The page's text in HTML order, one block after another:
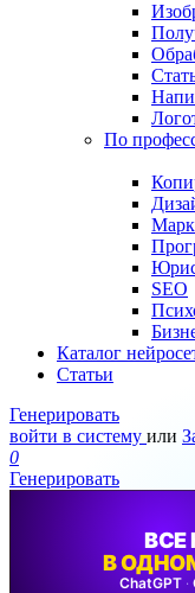
По
SEO
Каталог
Статьи
Генерировать
войти в систему или
0
Генерировать
ВСЕ
В
ChatGPT ·